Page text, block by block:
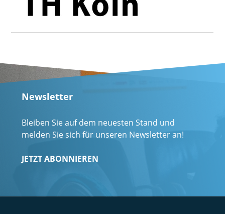
Newsletter
Bleiben Sie auf dem neuesten Stand und
melden Sie sich für unseren Newsletter an!
JETZT ABONNIEREN